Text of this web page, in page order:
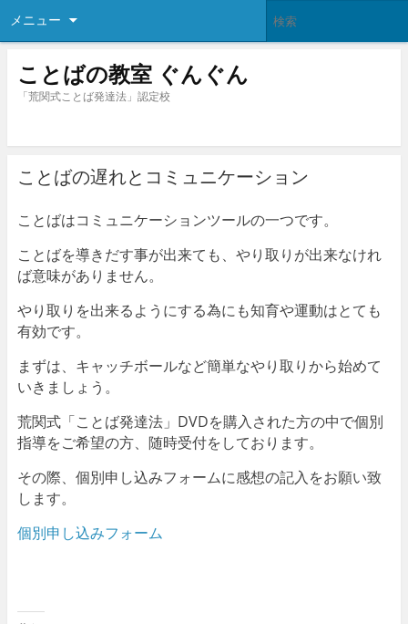
メニュー
ことばの教室 ぐんぐん
「荒関式ことば発達法」認定校
ことばの遅れとコミュニケーション
ことばはコミュニケーションツールの一つです。
ことばを導きだす事が出来ても、やり取りが出来なけれ
ば意味がありません。
やり取りを出来るようにする為にも知育や運動はとても
有効です。
まずは、キャッチボールなど簡単なやり取りから始めて
いきましょう。
荒関式「ことば発達法」DVDを購入された方の中で個別
指導をご希望の方、随時受付をしております。
その際、個別申し込みフォームに感想の記入をお願い致
します。
個別申し込みフォーム